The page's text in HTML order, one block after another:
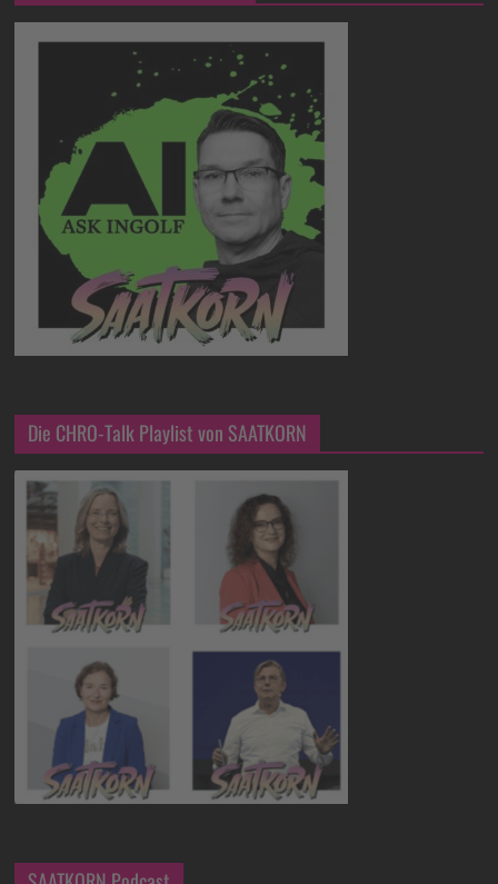
Die CHRO-Talk Playlist von SAATKORN